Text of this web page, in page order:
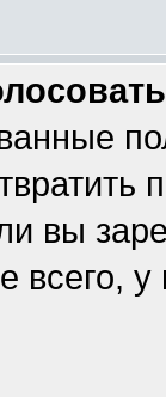
вы
всего,